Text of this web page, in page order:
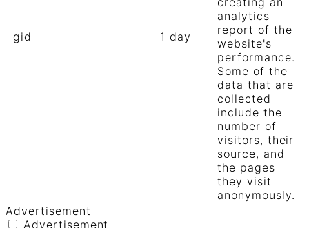
_gid 1 day
analytics
report of the
website's
performance.
Some of the
data that are
collected
include the
number of
visitors, their
source, and
the pages
they visit
anonymously.
Advertisement
Advertisement